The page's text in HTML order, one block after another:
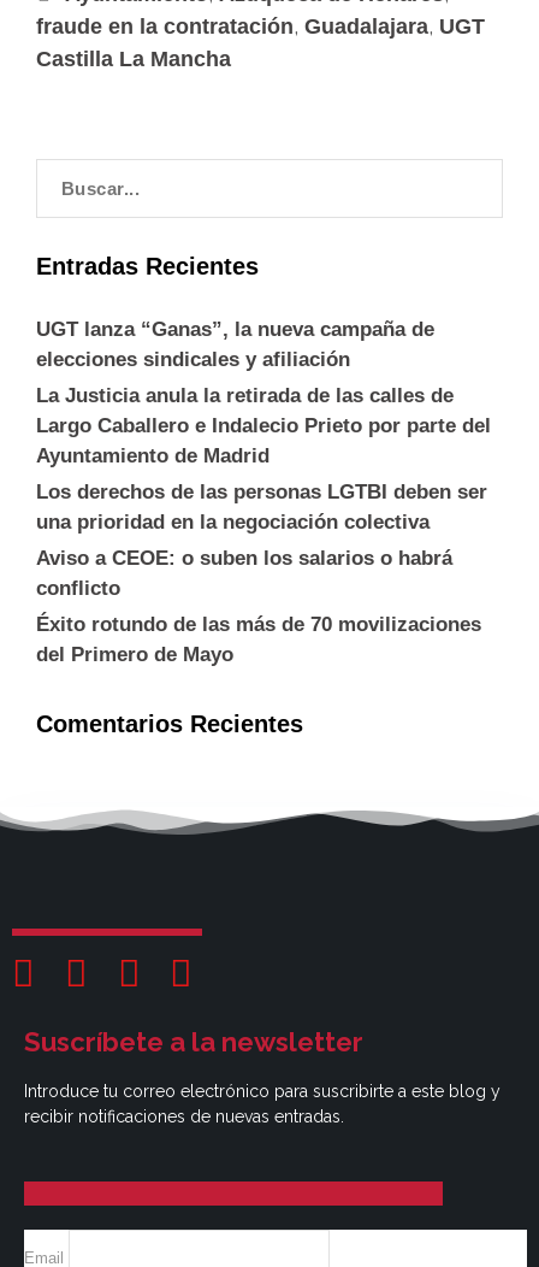
fraude en la contratación, Guadalajara, UGT
Castilla La Mancha
Entradas Recientes
UGT lanza “Ganas”, la nueva campaña de
elecciones sindicales y afiliación
La Justicia anula la retirada de las calles de
Largo Caballero e Indalecio Prieto por parte del
Ayuntamiento de Madrid
Los derechos de las personas LGTBI deben ser
una prioridad en la negociación colectiva
Aviso a CEOE: o suben los salarios o habrá
conflicto
Éxito rotundo de las más de 70 movilizaciones
del Primero de Mayo
Comentarios Recientes
Suscríbete a la newsletter
Introduce tu correo electrónico para suscribirte a este blog y
recibir notificaciones de nuevas entradas.
Email